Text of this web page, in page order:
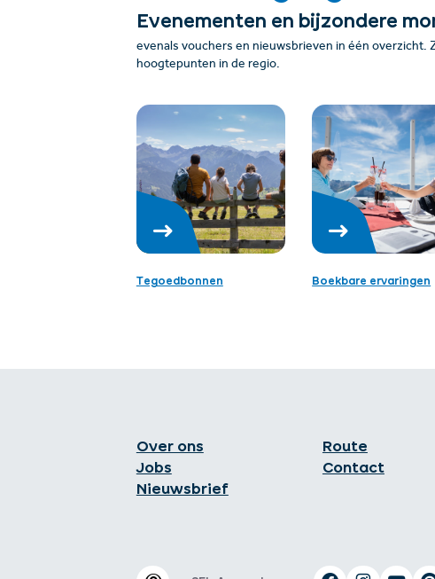
Evenementen en bijzondere
evenals vouchers en nieuwsbrieven in één overzicht.
hoogtepunten in de regio.
Tegoedbonnen Boekbare ervaringen
Over ons
Jobs
Nieuwsbrief
Route
Contact